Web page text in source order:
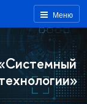
Меню